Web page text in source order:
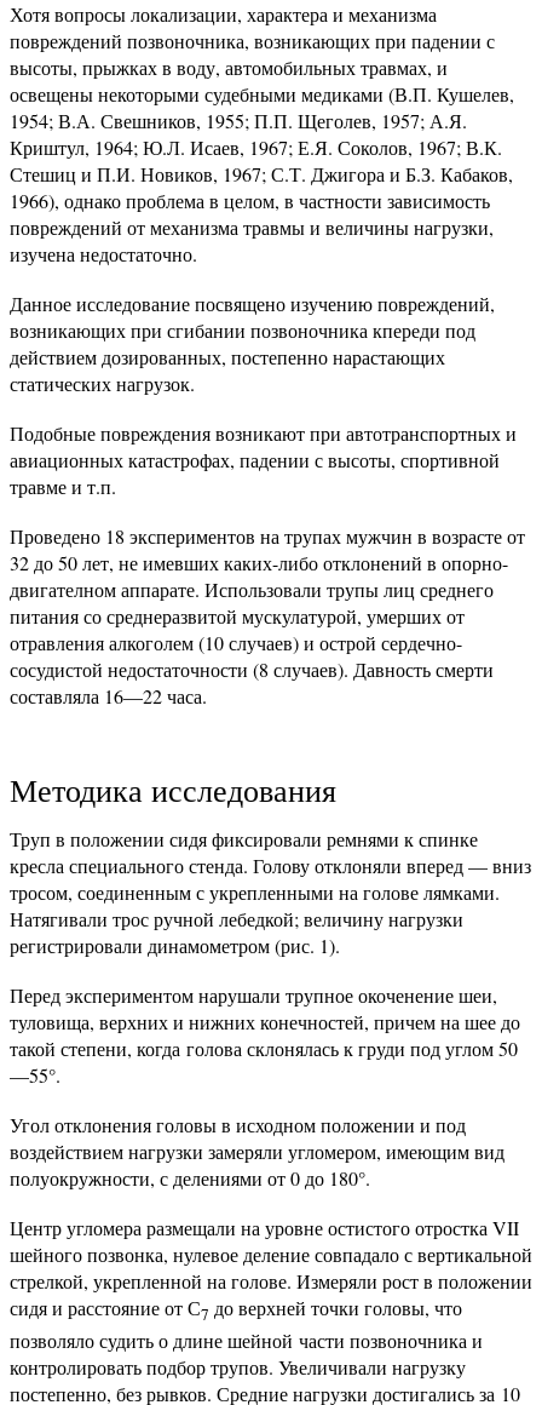
Хотя вопросы локализации, характера и механизма
повреждений позвоночника, возникающих при падении с
высоты, прыжках в воду, автомобильных травмах, и
освещены некоторыми судебными медиками (В.П. Кушелев,
1954; В.А. Свешников, 1955; П.П. Щеголев, 1957; А.Я.
Криштул, 1964; Ю.Л. Исаев, 1967; Е.Я. Соколов, 1967; В.К.
Стешиц и П.И. Новиков, 1967; С.Т. Джигора и Б.З. Кабаков,
1966), однако проблема в целом, в частности зависимость
повреждений от механизма травмы и величины нагрузки,
изучена недостаточно.
Данное исследование посвящено изучению повреждений,
возникающих при сгибании позвоночника кпереди под
действием дозированных, постепенно нарастающих
статических нагрузок.
Подобные повреждения возникают при автотранспортных и
авиационных катастрофах, падении с высоты, спортивной
травме и т.п.
Проведено 18 экспериментов на трупах мужчин в возрасте от
32 до 50 лет, не имевших каких-либо отклонений в опорно-
двигателном аппарате. Использовали трупы лиц среднего
питания со среднеразвитой мускулатурой, умерших от
отравления алкоголем (10 случаев) и острой сердечно-
сосудистой недостаточности (8 случаев). Давность смерти
составляла 16—22 часа.
Методика исследования
Труп в положении сидя фиксировали ремнями к спинке
кресла специального стенда. Голову отклоняли вперед — вниз
тросом, соединенным с укрепленными на голове лямками.
Натягивали трос ручной лебедкой; величину нагрузки
регистрировали динамометром (рис. 1).
Перед экспериментом нарушали трупное окоченение шеи,
туловища, верхних и нижних конечностей, причем на шее до
такой степени, когда голова склонялась к груди под углом 50
—55°.
Угол отклонения головы в исходном положении и под
воздействием нагрузки замеряли угломером, имеющим вид
полуокружности, с делениями от 0 до 180°.
Центр угломера размещали на уровне остистого отростка VII
шейного позвонка, нулевое деление совпадало с вертикальной
стрелкой, укрепленной на голове. Измеряли рост в положении
сидя и расстояние от С7 до верхней точки головы, что
позволяло судить о длине шейной части позвоночника и
контролировать подбор трупов. Увеличивали нагрузку
постепенно, без рывков. Средние нагрузки достигались за 10